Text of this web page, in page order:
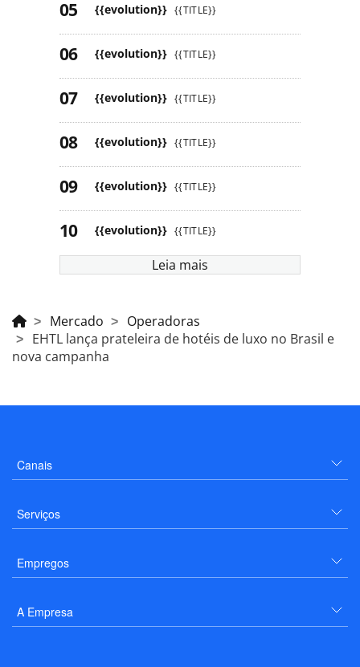
{{evolution}} {{TITLE}}
{{evolution}} {{TITLE}}
{{evolution}} {{TITLE}}
{{evolution}} {{TITLE}}
{{evolution}} {{TITLE}}
{{evolution}} {{TITLE}}
Leia mais
Mercado
Operadoras
EHTL lança prateleira de hotéis de luxo no Brasil e
nova campanha
Canais
Serviços
Empregos
A Empresa